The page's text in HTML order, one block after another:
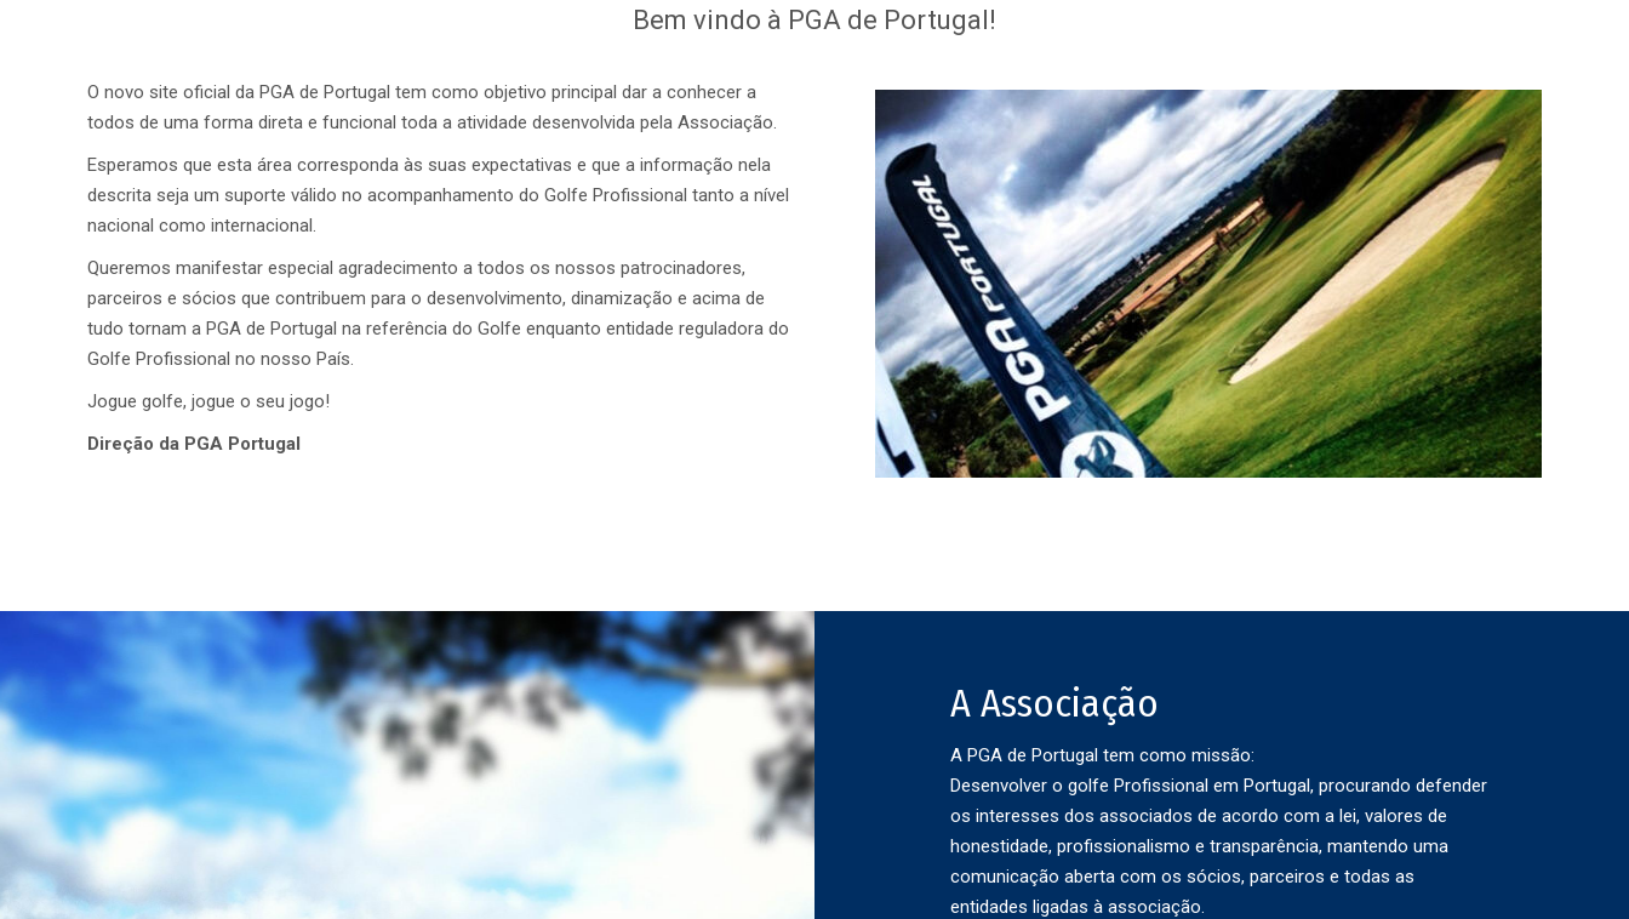
Bem vindo à PGA de Portugal!
O novo site oficial da PGA de Portugal tem como objetivo principal dar a conhecer a
todos de uma forma direta e funcional toda a atividade desenvolvida pela Associação.
Esperamos que esta área corresponda às suas expectativas e que a informação nela
descrita seja um suporte válido no acompanhamento do Golfe Profissional tanto a nível
nacional como internacional.
Queremos manifestar especial agradecimento a todos os nossos patrocinadores,
parceiros e sócios que contribuem para o desenvolvimento, dinamização e acima de
tudo tornam a PGA de Portugal na referência do Golfe enquanto entidade reguladora do
Golfe Profissional no nosso País.
Jogue golfe, jogue o seu jogo!
Direção da PGA Portugal
A Associação
A PGA de Portugal tem como missão:
Desenvolver o golfe Profissional em Portugal, procurando defender
os interesses dos associados de acordo com a lei, valores de
honestidade, profissionalismo e transparência, mantendo uma
comunicação aberta com os sócios, parceiros e todas as
entidades ligadas à associação.